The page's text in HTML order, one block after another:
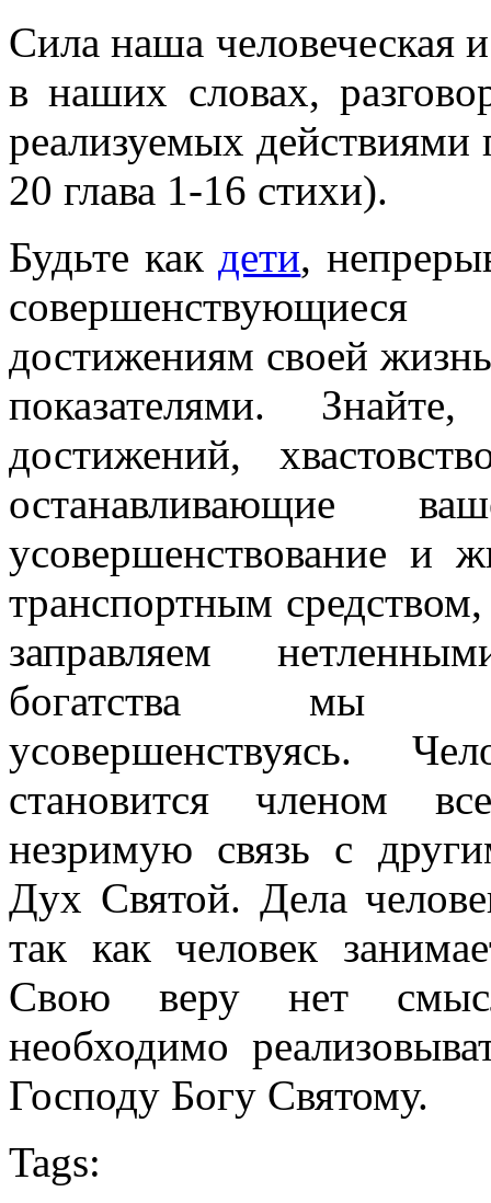
Сила наша человеческая
в наших словах,
реализуемых
20 глава 1-16 стихи).
Будьте как дети,
достижениям своей
показателями.
достижений,
останавливающие
усовершенствование и
транспортным
заправляем
богатства мы
усовершенствуясь.
становится членом
незримую связь с
Дух Святой. Дела
так как человек
Свою веру нет
необходимо
Господу Богу Святому.
Tags: